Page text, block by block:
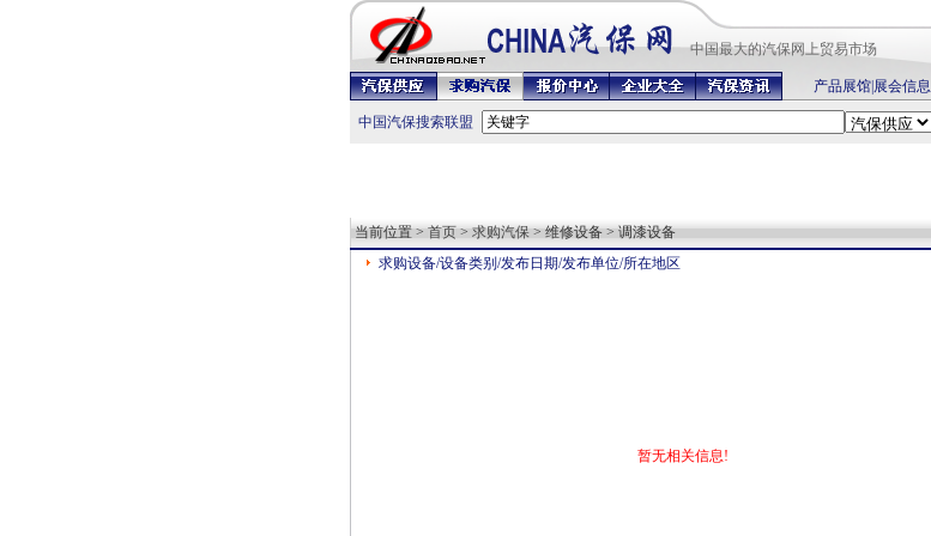
中国最大的汽保网上贸易市场
产品展馆| 展会信息
中国汽保搜索联盟
当前位置 > 首页 > 求购汽保 > 维修设备 > 调漆设备
求购设备/设备类别/发布日期/发布单位/所在地区
暂无相关信息!